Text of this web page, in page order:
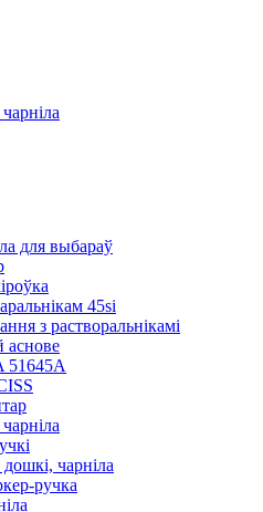
для выбараў
45si
з растворальнікамі
аснове
51645A
чарніла
ручка